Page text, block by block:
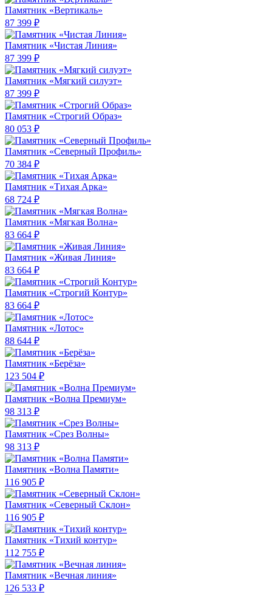
Памятник «Вертикаль»
87 399 ₽
Памятник «Чистая Линия»
87 399 ₽
Памятник «Мягкий силуэт»
87 399 ₽
Памятник «Строгий Образ»
80 053 ₽
Памятник «Северный Профиль»
70 384 ₽
Памятник «Тихая Арка»
68 724 ₽
Памятник «Мягкая Волна»
83 664 ₽
Памятник «Живая Линия»
83 664 ₽
Памятник «Строгий Контур»
83 664 ₽
Памятник «Лотос»
88 644 ₽
Памятник «Берёза»
123 504 ₽
Памятник «Волна Премиум»
98 313 ₽
Памятник «Срез Волны»
98 313 ₽
Памятник «Волна Памяти»
116 905 ₽
Памятник «Северный Склон»
116 905 ₽
Памятник «Тихий контур»
112 755 ₽
Памятник «Вечная линия»
126 533 ₽